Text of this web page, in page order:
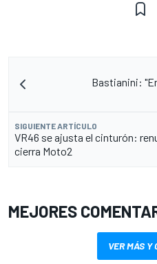
Bastianini:
SIGUIENTE ARTÍCULO
VR46 se ajusta el cinturón:
cierra Moto2
MEJORES
VER MÁS Y